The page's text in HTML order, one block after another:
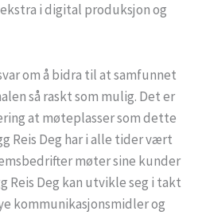
i digital produksjon og
om å bidra til at samfunnet
så raskt som mulig. Det er
at møteplasser som dette
Reis Deg har i alle tider vært
møter sine kunder
Reis Deg kan utvikle seg i takt
kommunikasjonsmidler og